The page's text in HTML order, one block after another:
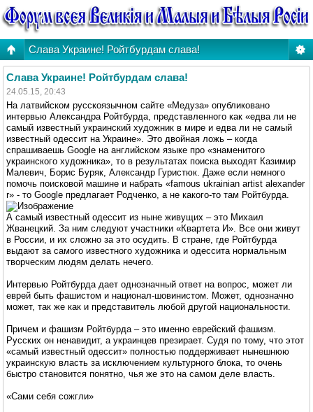
Слава Украине! Ройтбурдам слава!
Слава Украине! Ройтбурдам слава!
24.05.15, 20:43
На латвийском русскоязычном сайте «Медуза» опубликовано
интервью Александра Ройтбурда, представленного как «едва ли не
самый известный украинский художник в мире и едва ли не самый
известный одессит на Украине». Это двойная ложь – когда
спрашиваешь Google на английском языке про «знаменитого
украинского художника», то в результатах поиска выходят Казимир
Малевич, Борис Буряк, Александр Гуристюк. Даже если немного
помочь поисковой машине и набрать «famous ukrainian artist alexander
r» - то Google предлагает Родченко, а не какого-то там Ройтбурда.
А самый известный одессит из ныне живущих – это Михаил
Жванецкий. За ним следуют участники «Квартета И». Все они живут
в России, и их сложно за это осудить. В стране, где Ройтбурда
выдают за самого известного художника и одессита нормальным
творческим людям делать нечего.
Интервью Ройтбурда дает однозначный ответ на вопрос, может ли
еврей быть фашистом и национал-шовинистом. Может, однозначно
может, так же как и представитель любой другой национальности.
Причем и фашизм Ройтбурда – это именно еврейский фашизм.
Русских он ненавидит, а украинцев презирает. Судя по тому, что этот
«самый известный одессит» полностью поддерживает нынешнюю
украинскую власть за исключением культурного блока, то очень
быстро становится понятно, чья же это на самом деле власть.
«Сами себя сожгли»